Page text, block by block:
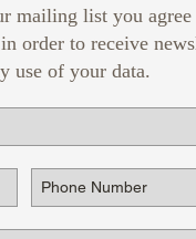
mailing list you
order to receive
use of your data.